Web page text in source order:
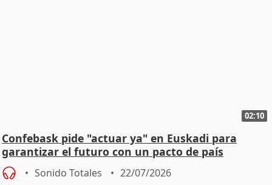
02:10
Confebask pide "actuar ya" en Euskadi para
garantizar el futuro con un pacto de país
Sonido Totales 22/07/2026